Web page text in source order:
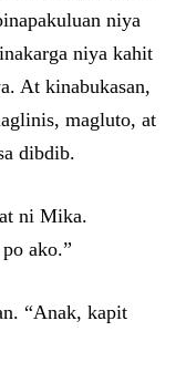
niya
niya kahit
At kinabukasan,
magluto, at
dibdib.
ni Mika.
ako.”
“Anak, kapit